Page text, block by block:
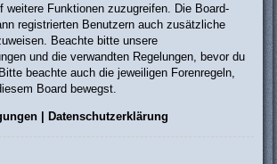
weitere Funktionen zuzugreifen. Die Board-
registrierten Benutzern auch zusätzliche
Beachte bitte unsere
und die verwandten Regelungen, bevor du
beachte auch die jeweiligen Forenregeln,
Board bewegst.
Datenschutzerklärung